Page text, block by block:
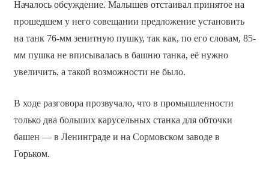
Началось обсуждение. Малышев отстаивал принятое на
прошедшем у него совещании предложение установить
на танк 76-мм зенитную пушку, так как, по его словам, 85-
мм пушка не вписывалась в башню танка, её нужно
увеличить, а такой возможности не было.
В ходе разговора прозвучало, что в промышленности
только два больших карусельных станка для обточки
башен — в Ленинграде и на Сормовском заводе в
Горьком.